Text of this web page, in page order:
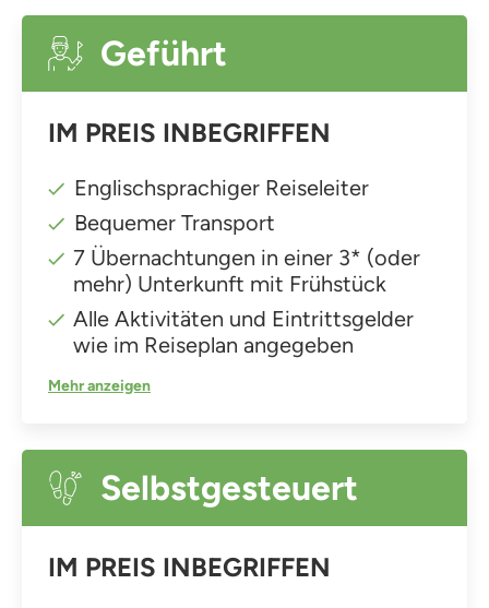
Geführt
IM PREIS INBEGRIFFEN
Englischsprachiger Reiseleiter
Bequemer Transport
7 Übernachtungen in einer 3* (oder
mehr) Unterkunft mit Frühstück
Alle Aktivitäten und Eintrittsgelder
wie im Reiseplan angegeben
Mehr anzeigen
Selbstgesteuert
IM PREIS INBEGRIFFEN